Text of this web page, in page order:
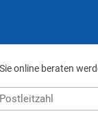
online beraten